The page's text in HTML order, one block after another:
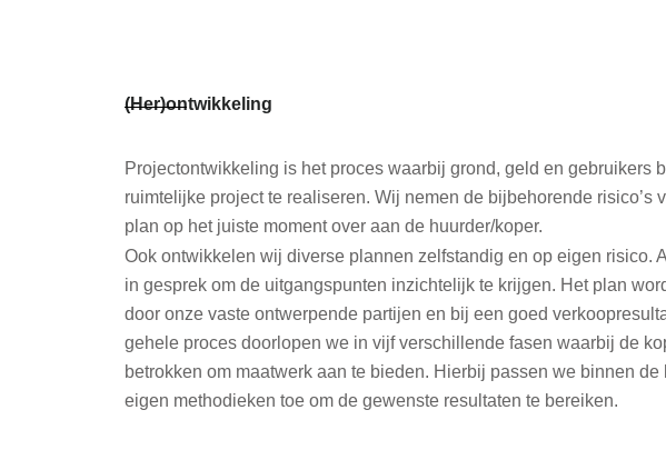
(Her)ontwikkeling
Projectontwikkeling is het proces waarbij grond, geld en gebruikers
ruimtelijke project te realiseren. Wij nemen de bijbehorende risico’s
plan op het juiste moment over aan de huurder/koper.
Ook ontwikkelen wij diverse plannen zelfstandig en op eigen risico.
in gesprek om de uitgangspunten inzichtelijk te krijgen. Het plan
door onze vaste ontwerpende partijen en bij een goed
gehele proces doorlopen we in vijf verschillende fasen waarbij de
betrokken om maatwerk aan te bieden. Hierbij passen we binnen
eigen methodieken toe om de gewenste resultaten te bereiken.